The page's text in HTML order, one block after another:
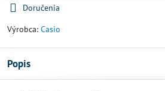
Doručenia
Výrobca: Casio
Popis